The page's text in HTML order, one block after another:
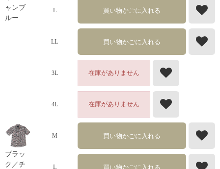
ャンブ
ルー
L 買い物かごに入れる
LL 買い物かごに入れる
3L 在庫がありません
4L 在庫がありません
ブラッ
ク／チ
M 買い物かごに入れる
L 買い物かごに入れる